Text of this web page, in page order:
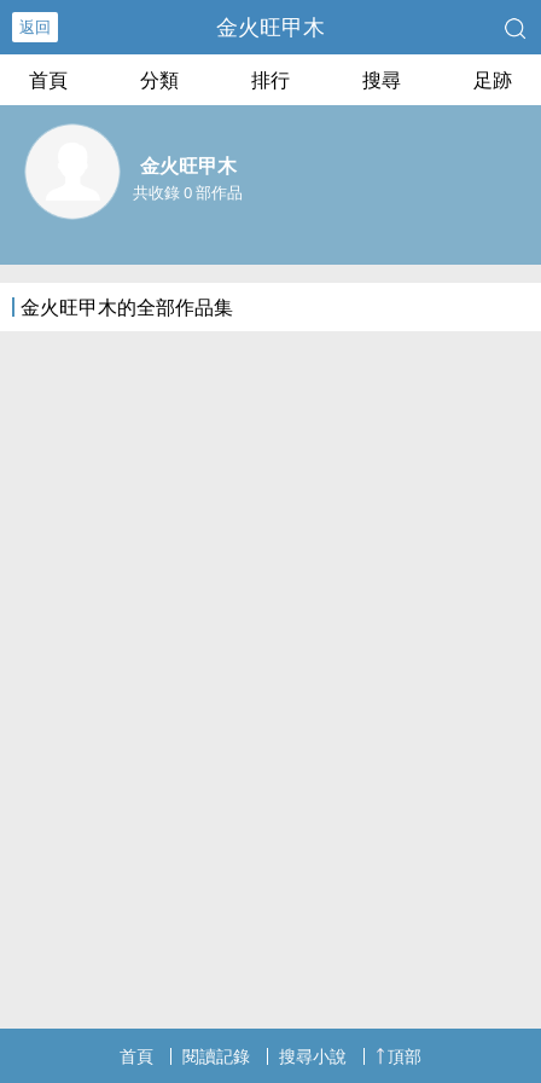
返回 金火旺甲木
首頁 分類 排行 搜尋 足跡
金火旺甲木
共收錄 0 部作品
金火旺甲木的全部作品集
首頁 閱讀記錄 搜尋小說 頂部